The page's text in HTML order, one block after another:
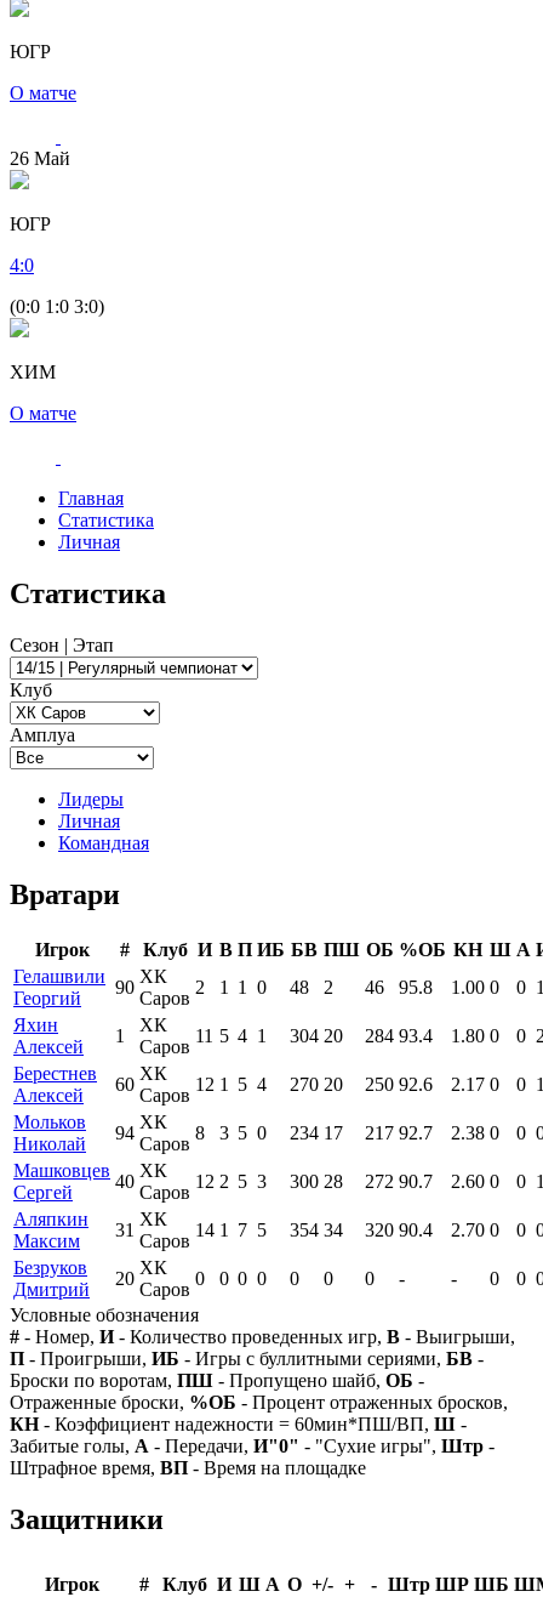
ЮГР
О матче
26 Май
ЮГР
4:0
(0:0 1:0 3:0)
ХИМ
О матче
Главная
Статистика
Личная
Статистика
Сезон | Этап
Клуб
Амплуа
Лидеры
Личная
Командная
Вратари
Игрок # Клуб И В П ИБ БВ ПШ ОБ %ОБ КН Ш А
Гелашвили
Георгий
90
ХК
Саров
2 1 1 0 48 2 46 95.8 1.00 0 0
Яхин
Алексей
1
ХК
Саров
11 5 4 1 304 20 284 93.4 1.80 0 0
Берестнев
Алексей
60
ХК
Саров
12 1 5 4 270 20 250 92.6 2.17 0 0
Мольков
Николай
94
ХК
Саров
8 3 5 0 234 17 217 92.7 2.38 0 0
Машковцев
Сергей
40
ХК
Саров
12 2 5 3 300 28 272 90.7 2.60 0 0
Аляпкин
Максим
31
ХК
Саров
14 1 7 5 354 34 320 90.4 2.70 0 0
Безруков
Дмитрий
20
ХК
Саров
0 0 0 0 0 0 0 - - 0 0
Условные обозначения
# - Номер, И- Количество проведенных игр, В - Выигрыши,
П - Проигрыши, ИБ - Игры с буллитными сериями, БВ -
Броски по воротам, ПШ - Пропущено шайб, ОБ -
Отраженные броски, %ОБ - Процент отраженных бросков,
КН- Коэффициент надежности = 60мин*ПШ/ВП, Ш -
Забитые голы, А - Передачи, И"0" - "Сухие игры", Штр -
Штрафное время, ВП - Время на площадке
Защитники
Игрок # Клуб И Ш А О +/- + - Штр ШР ШБ